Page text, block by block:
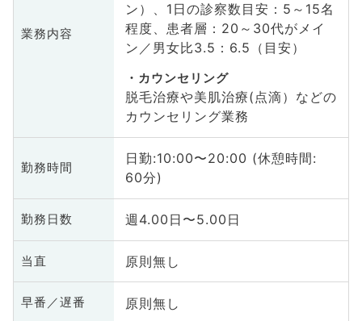
業務内容
ン）、1日の診察数目安：5～15名
程度、患者層：20～30代がメイ
ン／男女比3.5：6.5（目安）
カウンセリング
脱毛治療や美肌治療(点滴）などの
カウンセリング業務
勤務時間
日勤:10:00〜20:00 (休憩時間:
60分)
勤務日数 週4.00日〜5.00日
当直 原則無し
早番／遅番 原則無し